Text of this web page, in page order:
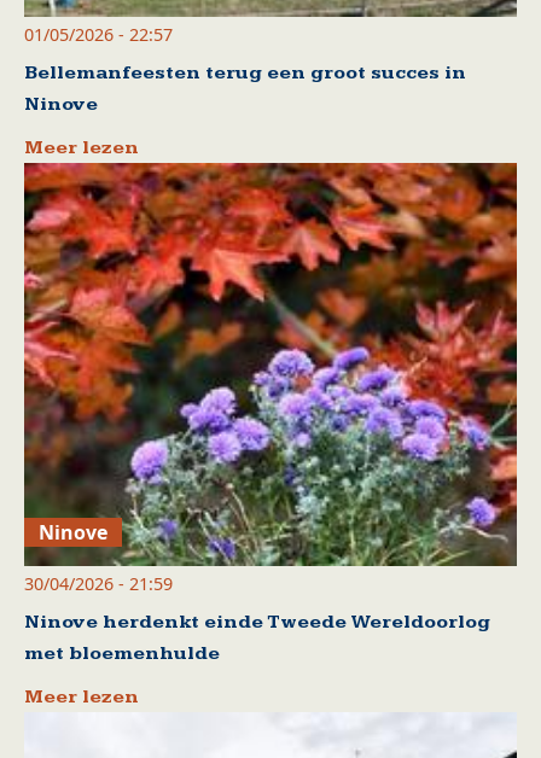
01/05/2026 - 22:57
Bellemanfeesten terug een groot succes in
Ninove
Meer lezen
Ninove
30/04/2026 - 21:59
Ninove herdenkt einde Tweede Wereldoorlog
met bloemenhulde
Meer lezen